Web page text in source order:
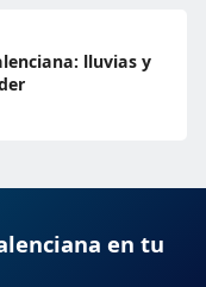
lluvias y
en tu